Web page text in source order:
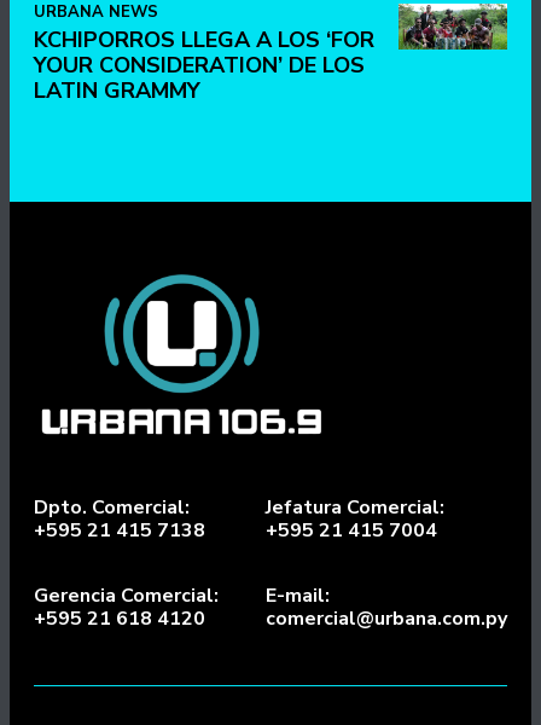
URBANA NEWS
KCHIPORROS LLEGA A LOS ‘FOR
YOUR CONSIDERATION’ DE LOS
LATIN GRAMMY
Dpto. Comercial:
+595 21 415 7138
Jefatura Comercial:
+595 21 415 7004
Gerencia Comercial:
+595 21 618 4120
E-mail:
comercial@urbana.com.py